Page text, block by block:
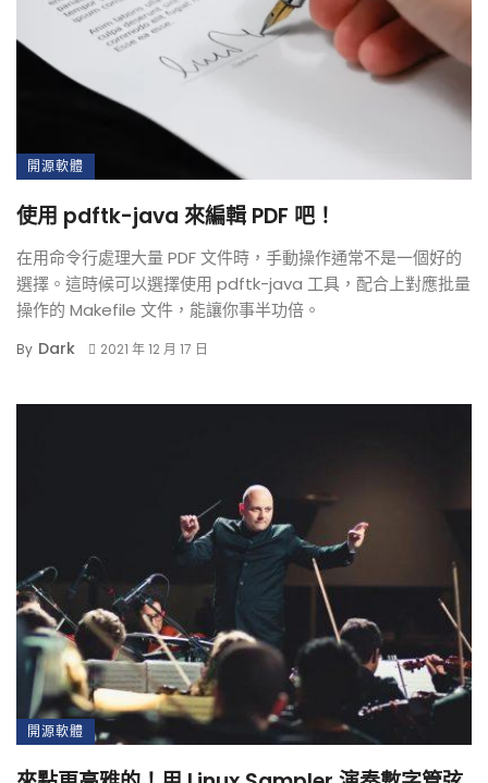
開源軟體
使用 pdftk-java 來編輯 PDF 吧！
在用命令行處理大量 PDF 文件時，手動操作通常不是一個好的
選擇。這時候可以選擇使用 pdftk-java 工具，配合上對應批量
操作的 Makefile 文件，能讓你事半功倍。
By Dark 2021 年 12 月 17 日
開源軟體